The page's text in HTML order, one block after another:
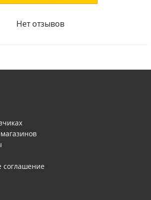
Нет отзывов
соглашение